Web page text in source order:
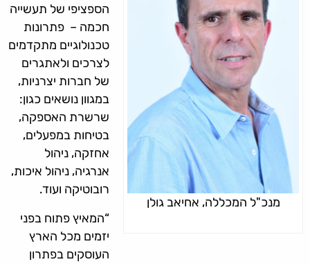
מנכ"ל המכללה, אחיאב גולן
הספציפי של תעשייה
חכמה – פתרונות
טכנולוגיים מתקדמים
לצרכים ולאתגרים
של חברות יצרניות,
במגוון נושאים כגון:
שרשרת האספקה,
בטיחות במפעלים,
אחזקה, ניהול
אנרגיה, ניהול איכות,
רובוטיקה ועוד.
“המאיץ פתוח בפני
יזמים מכל הארץ
העוסקים בפתרון